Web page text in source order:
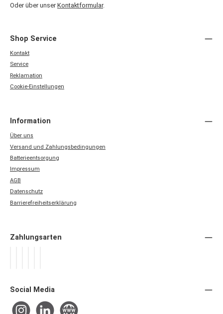
Oder über unser Kontaktformular.
Shop Service
Kontakt
Service
Reklamation
Cookie-Einstellungen
Information
Über uns
Versand und Zahlungsbedingungen
Batterieentsorgung
Impressum
AGB
Datenschutz
Barrierefreiheitserklärung
Zahlungsarten
Social Media